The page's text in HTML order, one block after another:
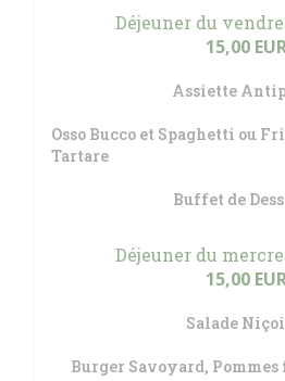
Déjeuner du
15,00
Assiette
Osso Bucco et Spaghetti ou
Tartare
Buffet de
Déjeuner du
15,00
Salade
Burger Savoyard,